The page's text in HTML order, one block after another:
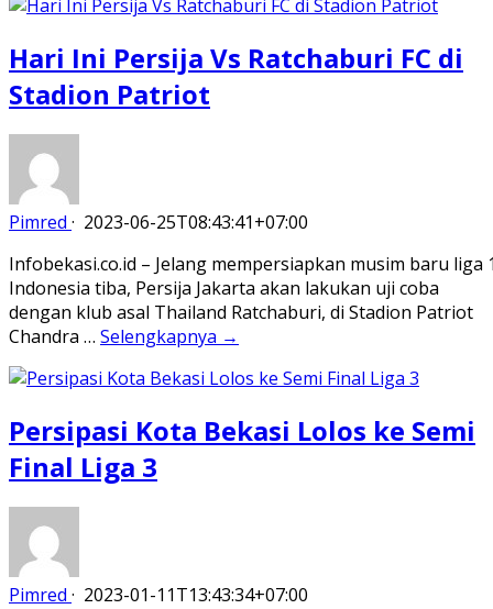
Hari Ini Persija Vs Ratchaburi FC di
Stadion Patriot
Pimred · 2023-06-25T08:43:41+07:00
Infobekasi.co.id – Jelang mempersiapkan musim baru liga
Indonesia tiba, Persija Jakarta akan lakukan uji coba
dengan klub asal Thailand Ratchaburi, di Stadion Patriot
Chandra … Selengkapnya →
Persipasi Kota Bekasi Lolos ke Semi
Final Liga 3
Pimred · 2023-01-11T13:43:34+07:00